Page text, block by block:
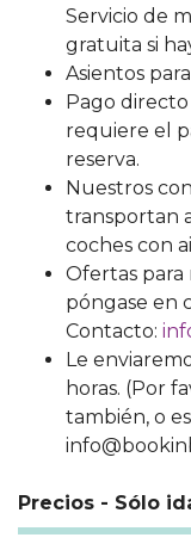
Servicio de
gratuita si
Asientos
Pago
requiere el
reserva.
Nuestros
transportan
coches con
Ofertas para
póngase en
Contacto:
Le
horas. (Por
también, o
Precios - Sólo